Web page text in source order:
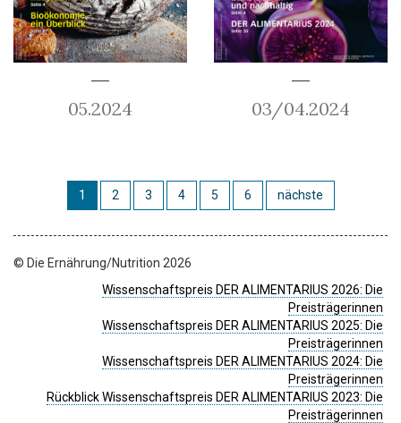
05.2024 03/04.2024
1 2 3 4 5 6 nächste
© Die Ernährung/Nutrition 2026
Wissenschaftspreis DER ALIMENTARIUS 2026: Die
Preisträgerinnen
Wissenschaftspreis DER ALIMENTARIUS 2025: Die
Preisträgerinnen
Wissenschaftspreis DER ALIMENTARIUS 2024: Die
Preisträgerinnen
Rückblick Wissenschaftspreis DER ALIMENTARIUS 2023: Die
Preisträgerinnen